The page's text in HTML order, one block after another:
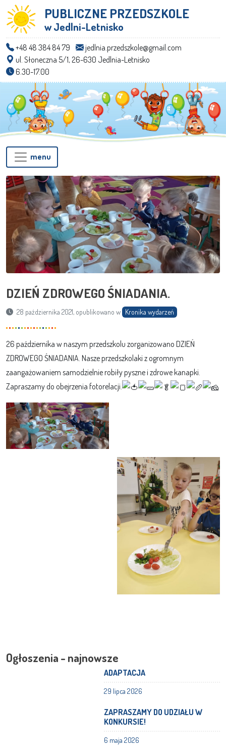
PUBLICZNE PRZEDSZKOLE
w Jedlni-Letnisko
+48 48 384 84 79
jedlnia.przedszkole@gmail.com
ul. Słoneczna 5/1, 26-630 Jedlnia-Letnisko
6.30-17.00
menu
DZIEŃ ZDROWEGO ŚNIADANIA.
28 października 2021, opublikowano w Kronika wydarzeń
26 października w naszym przedszkolu zorganizowano DZIEŃ
ZDROWEGO ŚNIADANIA. Nasze przedszkolaki z ogromnym
zaangażowaniem samodzielnie robiły pyszne i zdrowe kanapki.
Zapraszamy do obejrzenia fotorelacji.
Ogłoszenia - najnowsze
ADAPTACJA
29 lipca 2026
ZAPRASZAMY DO UDZIAŁU W
KONKURSIE!
6 maja 2026